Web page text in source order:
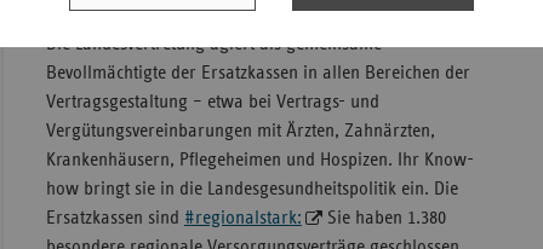
Die Landesvertretung agiert als gemeinsame
Bevollmächtigte der Ersatzkassen in allen Bereichen der
Vertragsgestaltung – etwa bei Vertrags- und
Vergütungsvereinbarungen mit Ärzten, Zahnärzten,
Krankenhäusern, Pflegeheimen und Hospizen. Ihr Know-
how bringt sie in die Landesgesundheitspolitik ein. Die
Ersatzkassen sind #regionalstark:
Sie haben 1.380